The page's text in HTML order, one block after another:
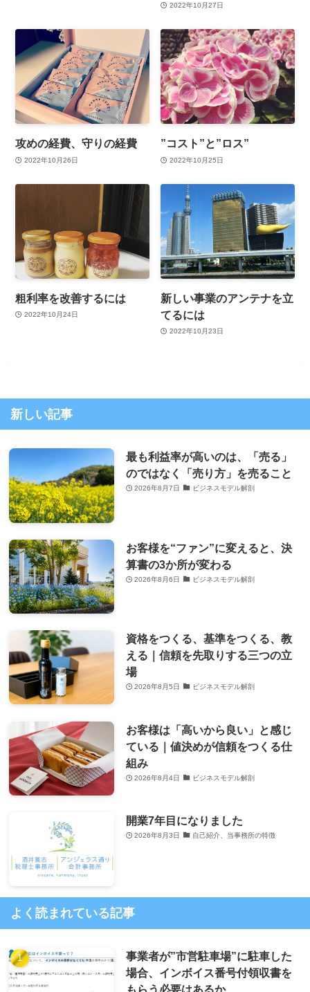
2022年10月27日
攻めの経費、守りの経費
2022年10月26日
”コスト”と”ロス”
2022年10月25日
粗利率を改善するには
2022年10月24日
新しい事業のアンテナを立
てるには
2022年10月23日
新しい記事
最も利益率が高いのは、「売る」
のではなく「売り方」を売ること
2026年8月7日 ビジネスモデル解剖
お客様を“ファン”に変えると、決
算書の3か所が変わる
2026年8月6日 ビジネスモデル解剖
資格をつくる、基準をつくる、教
える｜信頼を先取りする三つの立
場
2026年8月5日 ビジネスモデル解剖
お客様は「高いから良い」と感じ
ている｜値決めが信頼をつくる仕
組み
2026年8月4日 ビジネスモデル解剖
開業7年目になりました
2026年8月3日 自己紹介、当事務所の特徴
よく読まれている記事
事業者が”市営駐車場”に駐車した
場合、インボイス番号付領収書を
もらう必要はあるか